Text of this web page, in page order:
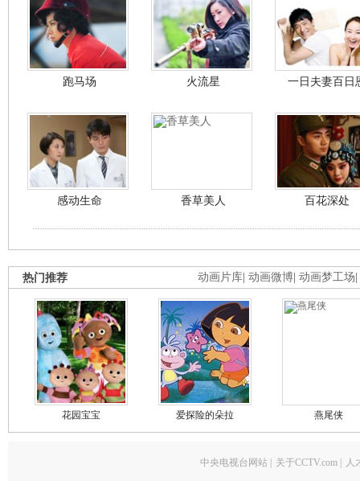
跑马场 火流星 一日夫妻百日
感动生命 香草美人 百花深处
动画片库 动画微博 动画梦工场
热门推荐
花园宝宝 爱探险的朵拉 燕尾侠
中央电视台网站 关于CCTV.com 人